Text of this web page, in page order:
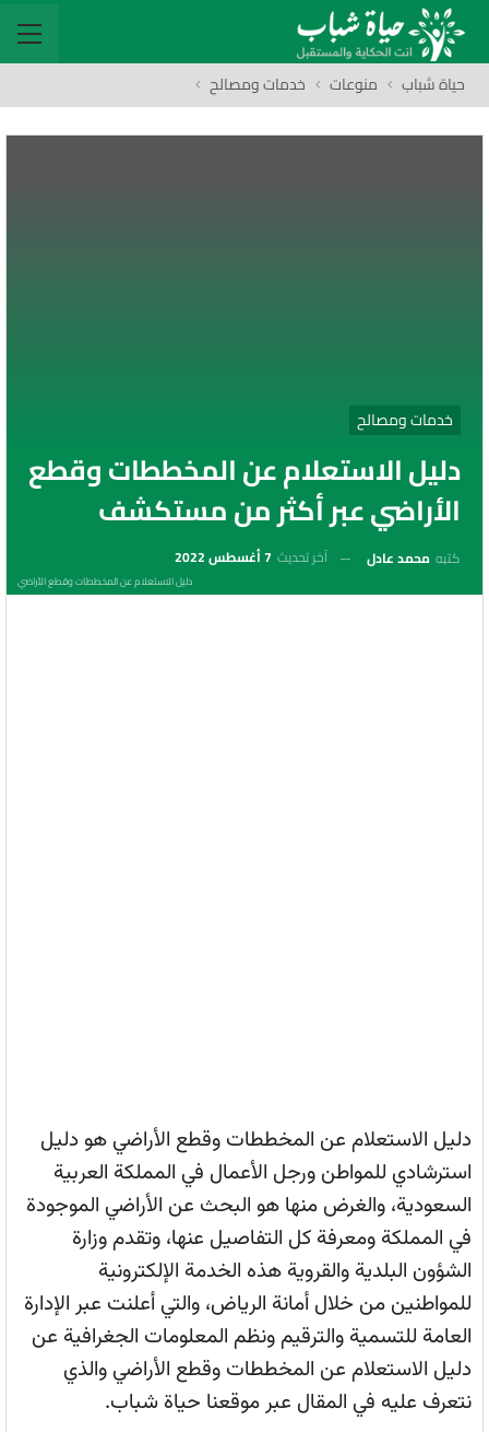
حياة شباب منوعات خدمات ومصالح
خدمات ومصالح
دليل الاستعلام عن المخططات وقطع
الأراضي عبر أكثر من مستكشف
كتبه محمد عادل آخر تحديث 7 أغسطس 2022
دليل الاستعلام عن المخططات وقطع الأراضي
دليل الاستعلام عن المخططات وقطع الأراضي هو دليل
استرشادي للمواطن ورجل الأعمال في المملكة العربية
السعودية، والغرض منها هو البحث عن الأراضي الموجودة
في المملكة ومعرفة كل التفاصيل عنها، وتقدم وزارة
الشؤون البلدية والقروية هذه الخدمة الإلكترونية
للمواطنين من خلال أمانة الرياض، والتي أعلنت عبر الإدارة
العامة للتسمية والترقيم ونظم المعلومات الجغرافية عن
دليل الاستعلام عن المخططات وقطع الأراضي والذي
نتعرف عليه في المقال عبر موقعنا حياة شباب.